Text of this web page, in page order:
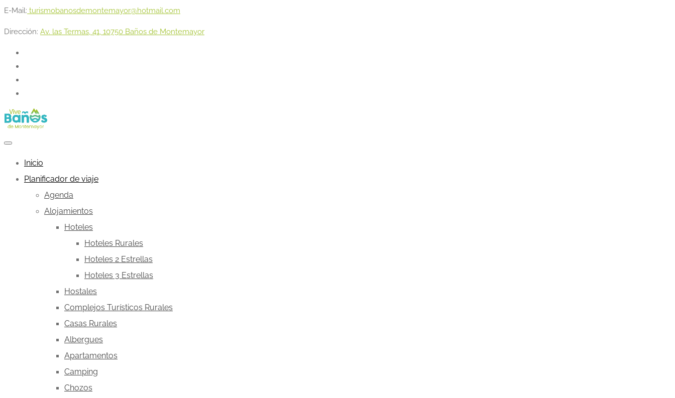
E-Mail: turismobanosdemontemayor@hotmail.com
Dirección: Av. las Termas, 41, 10750 Baños de Montemayor
Inicio
Planificador de viaje
Agenda
Alojamientos
Hoteles
Hoteles Rurales
Hoteles 2 Estrellas
Hoteles 3 Estrellas
Hostales
Complejos Turísticos Rurales
Casas Rurales
Albergues
Apartamentos
Camping
Chozos